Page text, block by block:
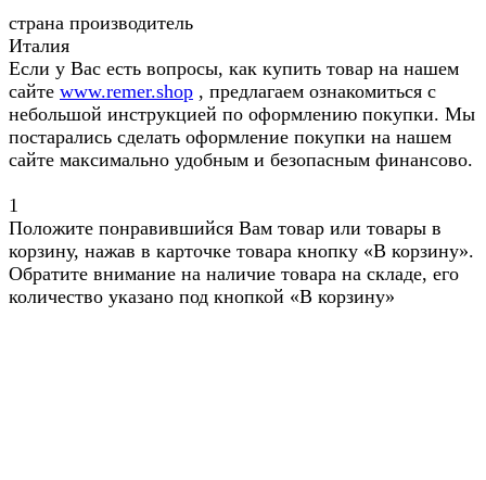
страна производитель
Италия
Если у Вас есть вопросы, как купить товар на нашем
сайте www.remer.shop , предлагаем ознакомиться с
небольшой инструкцией по оформлению покупки. Мы
постарались сделать оформление покупки на нашем
сайте максимально удобным и безопасным финансово.
1
Положите понравившийся Вам товар или товары в
корзину, нажав в карточке товара кнопку «В корзину».
Обратите внимание на наличие товара на складе, его
количество указано под кнопкой «В корзину»